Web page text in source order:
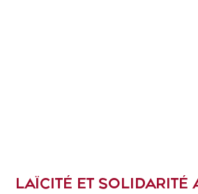
LAÏCITÉ ET SOLIDARITÉ